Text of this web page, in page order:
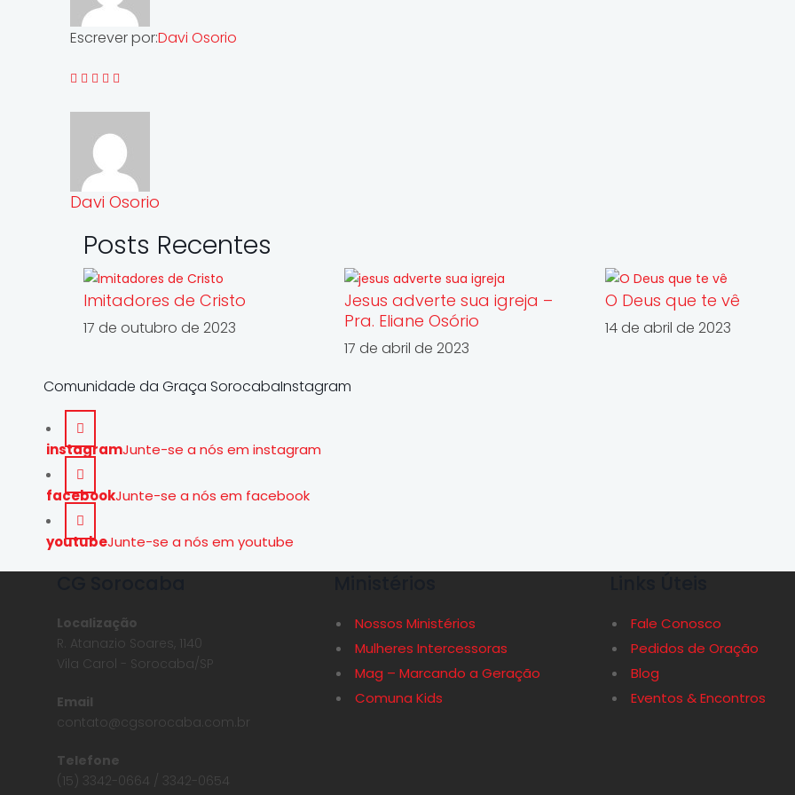
Escrever por:Davi Osorio
Davi Osorio
Posts Recentes
Imitadores de Cristo
17 de outubro de 2023
Jesus adverte sua igreja –
Pra. Eliane Osório
17 de abril de 2023
O Deus que te vê
14 de abril de 2023
Comunidade da Graça SorocabaInstagram
instagramJunte-se a nós em instagram
facebookJunte-se a nós em facebook
youtubeJunte-se a nós em youtube
Localização
R. Atanazio Soares, 1140
Vila Carol - Sorocaba/SP
Email
contato@cgsorocaba.com.br
Telefone
(15) 3342-0664 / 3342-0654
Nossos Ministérios
Mulheres Intercessoras
Mag – Marcando a Geração
Comuna Kids
Fale Conosco
Pedidos de Oração
Blog
Eventos & Encontros